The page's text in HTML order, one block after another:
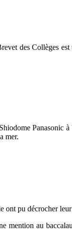
des Collèges
Panasonic
mer.
ont pu décrocher
mention au